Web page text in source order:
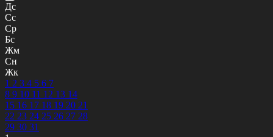
Дс
Сс
Ср
Бс
Жм
Сн
Жк
1 2 3 4 5 6 7
8 9 10 11 12 13 14
15 16 17 18 19 20 21
22 23 24 25 26 27 28
29 30 31